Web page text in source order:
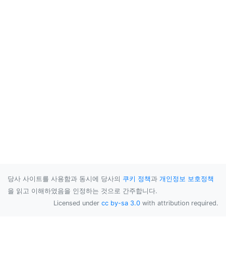
당사 사이트를 사용함과 동시에 당사의 쿠키 정책과 개인정보 보호정책
을 읽고 이해하였음을 인정하는 것으로 간주합니다.
Licensed under cc by-sa 3.0 with attribution required.